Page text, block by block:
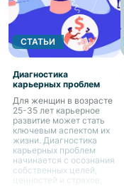
СТАТЬИ
Диагностика
карьерных проблем
Для женщин в возрасте
25-35 лет карьерное
развитие может стать
ключевым аспектом их
жизни. Диагностика
карьерных проблем
начинается с осознания
собственных целей,
ценностей и страхов,